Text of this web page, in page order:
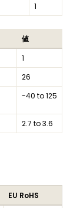
1
値
1
26
-40 to 125
2.7 to 3.6
EU RoHS